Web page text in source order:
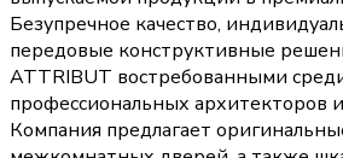
Безупречное качество,
передовые конструктивные
ATTRIBUT востребованными
профессиональных архитекторов
Компания предлагает